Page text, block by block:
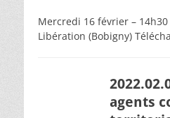
Mercredi 16 février –
Libération (Bobigny)
agents